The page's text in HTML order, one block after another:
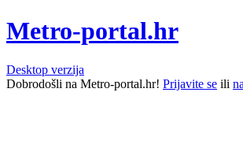
Metro-portal.hr
Desktop verzija
Dobrodošli na Metro-portal.hr! Prijavite se ili